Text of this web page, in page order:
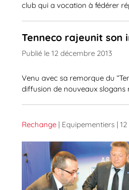
club qui a vocation à fédérer
Tenneco rajeunit son
Publié le 12 décembre 2013
Venu avec sa remorque du
diffusion de nouveaux
Rechange | Equipementiers |